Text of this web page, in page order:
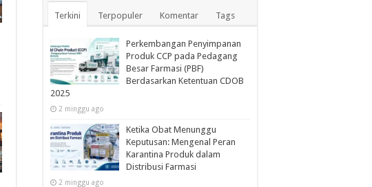
Terkini Terpopuler Komentar Tags
Perkembangan Penyimpanan
Produk CCP pada Pedagang
Besar Farmasi (PBF)
Berdasarkan Ketentuan CDOB
2025
2 minggu ago
Ketika Obat Menunggu
Keputusan: Mengenal Peran
Karantina Produk dalam
Distribusi Farmasi
2 minggu ago